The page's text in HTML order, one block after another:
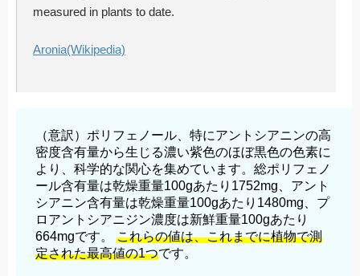
measured in plants to date.
Aronia(Wikipedia)
（意訳）ポリフェノール、特にアントシアニンの高
密度含有量から生じる濃い紫色のほぼ黒色の色素に
より、科学的な関心を集めています。総ポリフェノ
ール含有量は乾燥重量100gあたり1752mg、アント
シアニン含有量は乾燥重量100gあたり1480mg、プ
ロアントシアニジン濃度は新鮮重量100gあたり
664mgです。 これらの値は、これまでに植物で測
定された最高値の1つです。